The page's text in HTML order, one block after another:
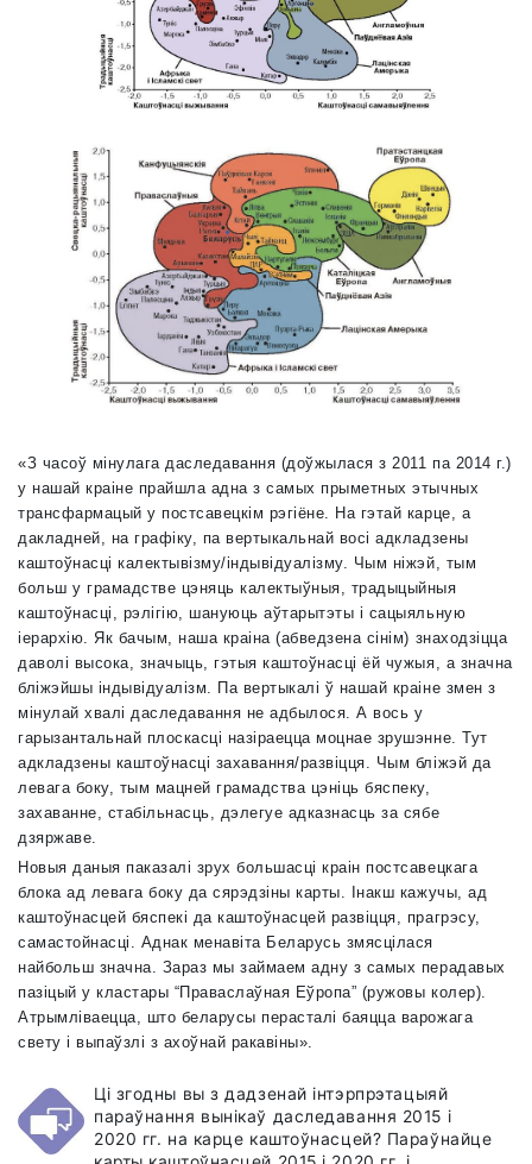
«З часоў мінулага даследавання (доўжылася з 2011 па 2014 г.)
у нашай краіне прайшла адна з самых прыметных этычных
трансфармацый у постсавецкім рэгіёне. На гэтай карце, а
дакладней, на графіку, па вертыкальнай восі адкладзены
каштоўнасці калектывізму/індывідуалізму. Чым ніжэй, тым
больш у грамадстве цэняць калектыўныя, традыцыйныя
каштоўнасці, рэлігію, шануюць аўтарытэты і сацыяльную
іерархію. Як бачым, наша краіна (абведзена сінім) знаходзіцца
даволі высока, значыць, гэтыя каштоўнасці ёй чужыя, а значна
бліжэйшы індывідуалізм. Па вертыкалі ў нашай краіне змен з
мінулай хвалі даследавання не адбылося. А вось у
гарызантальнай плоскасці назіраецца моцнае зрушэнне. Тут
адкладзены каштоўнасці захавання/развіцця. Чым бліжэй да
левага боку, тым мацней грамадства цэніць бяспеку,
захаванне, стабільнасць, дэлегуе адказнасць за сябе
дзяржаве.
Новыя даныя паказалі зрух большасці краін постсавецкага
блока ад левага боку да сярэдзіны карты. Інакш кажучы, ад
каштоўнасцей бяспекі да каштоўнасцей развіцця, прагрэсу,
самастойнасці. Аднак менавіта Беларусь змясцілася
найбольш значна. Зараз мы займаем адну з самых перадавых
пазіцый у кластары “Праваслаўная Еўропа” (ружовы колер).
Атрымліваецца, што беларусы перасталі баяцца варожага
свету і выпаўзлі з ахоўнай ракавіны».
Ці згодны вы з дадзенай інтэрпрэтацыяй
параўнання вынікаў даследавання 2015 і
2020 гг. на карце каштоўнасцей? Параўнайце